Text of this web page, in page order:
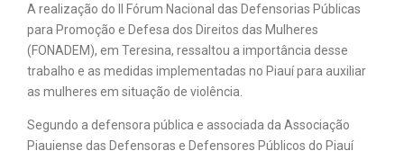
A realização do II Fórum Nacional das Defensorias Públicas
para Promoção e Defesa dos Direitos das Mulheres
(FONADEM), em Teresina, ressaltou a importância desse
trabalho e as medidas implementadas no Piauí para auxiliar
as mulheres em situação de violência.
Segundo a defensora pública e associada da Associação
Piauiense das Defensoras e Defensores Públicos do Piauí